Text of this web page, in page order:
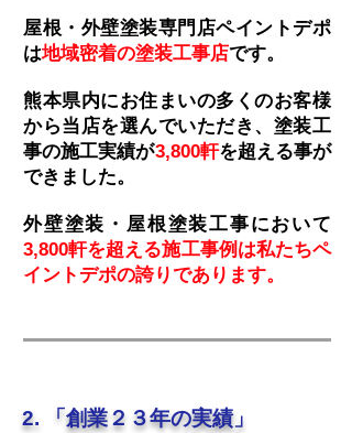
屋根・外壁塗装専門店ペイントデポ
は地域密着の塗装工事店です。
熊本県内にお住まいの多くのお客様
から当店を選んでいただき、塗装工
事の施工実績が3,800軒を超える事が
できました。
外壁塗装・屋根塗装工事において
3,800軒を超える施工事例は私たちペ
イントデポの誇りであります。
2. 「創業２３年の実績」